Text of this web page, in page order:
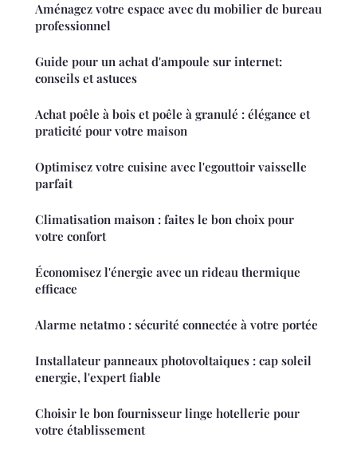
Aménagez votre espace avec du mobilier de bureau
professionnel
Guide pour un achat d'ampoule sur internet:
conseils et astuces
Achat poêle à bois et poêle à granulé : élégance et
praticité pour votre maison
Optimisez votre cuisine avec l'egouttoir vaisselle
parfait
Climatisation maison : faites le bon choix pour
votre confort
Économisez l'énergie avec un rideau thermique
efficace
Alarme netatmo : sécurité connectée à votre portée
Installateur panneaux photovoltaiques : cap soleil
energie, l'expert fiable
Choisir le bon fournisseur linge hotellerie pour
votre établissement